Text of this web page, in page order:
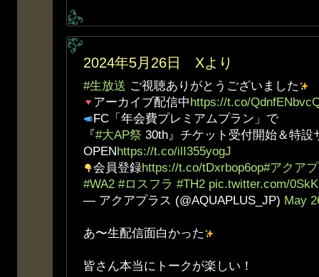
2024年5月26日 Xより
#生放送 ご視聴ありがとうございました
アーカイブ配信中https://t.co/
FC「年会費プレミアムプラン」で
『#大AP祭 30th』チケット受付開始＆特設
OPENhttps://t.co/ilI355yogJ
会員登録https://t.co/tDxrbop6op#アクア
#WA2 #ロスフラ #TH2 pic.twitter.com/
— アクアプラス (@AQUAPLUS_JP) May
あ〜生配信面白かった
皆さん本当にトークが楽しい！